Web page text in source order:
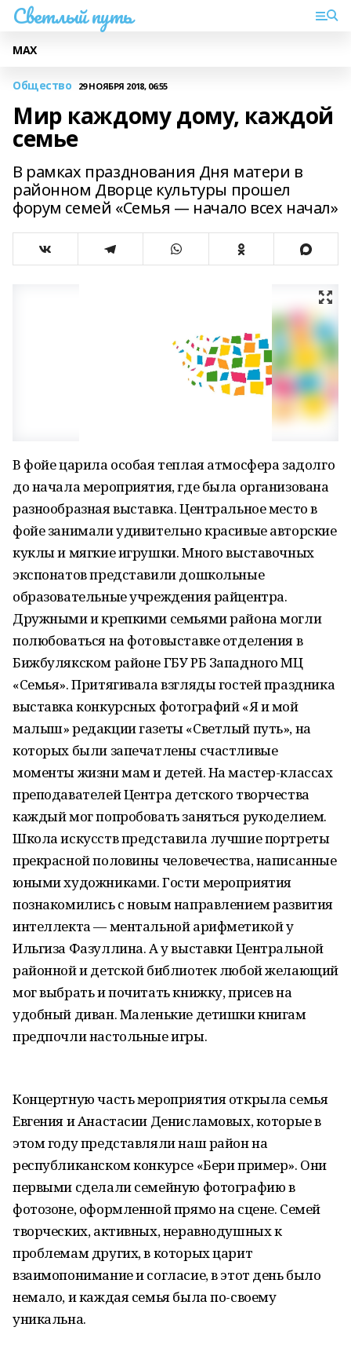
Светлый путь
МАХ
Общество 29 НОЯБРЯ 2018, 06:55
Мир каждому дому, каждой
семье
В рамках празднования Дня матери в
районном Дворце культуры прошел
форум семей «Семья — начало всех начал»
В фойе царила особая теплая атмосфера задолго
до начала мероприятия, где была организована
разнообразная выставка. Центральное место в
фойе занимали удивительно красивые авторские
куклы и мягкие игрушки. Много выставочных
экспонатов представили дошкольные
образовательные учреждения райцентра.
Дружными и крепкими семьями района могли
полюбоваться на фотовыставке отделения в
Бижбулякском районе ГБУ РБ Западного МЦ
«Семья». Притягивала взгляды гостей праздника
выставка конкурсных фотографий «Я и мой
малыш» редакции газеты «Светлый путь», на
которых были запечатлены счастливые
моменты жизни мам и детей. На мастер-классах
преподавателей Центра детского творчества
каждый мог попробовать заняться рукоделием.
Школа искусств представила лучшие портреты
прекрасной половины человечества, написанные
юными художниками. Гости мероприятия
познакомились с новым направлением развития
интеллекта — ментальной арифметикой у
Ильгиза Фазуллина. А у выставки Центральной
районной и детской библиотек любой желающий
мог выбрать и почитать книжку, присев на
удобный диван. Маленькие детишки книгам
предпочли настольные игры.
Концертную часть мероприятия открыла семья
Евгения и Анастасии Денисламовых, которые в
этом году представляли наш район на
республиканском конкурсе «Бери пример». Они
первыми сделали семейную фотографию в
фотозоне, оформленной прямо на сцене. Семей
творческих, активных, неравнодушных к
проблемам других, в которых царит
взаимопонимание и согласие, в этот день было
немало, и каждая семья была по-своему
уникальна.